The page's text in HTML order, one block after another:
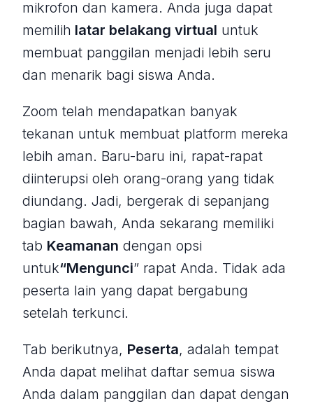
mikrofon dan kamera. Anda juga dapat
memilih latar belakang virtual untuk
membuat panggilan menjadi lebih seru
dan menarik bagi siswa Anda.
Zoom telah mendapatkan banyak
tekanan untuk membuat platform mereka
lebih aman. Baru-baru ini, rapat-rapat
diinterupsi oleh orang-orang yang tidak
diundang. Jadi, bergerak di sepanjang
bagian bawah, Anda sekarang memiliki
tab Keamanan dengan opsi
untuk“Mengunci” rapat Anda. Tidak ada
peserta lain yang dapat bergabung
setelah terkunci.
Tab berikutnya, Peserta, adalah tempat
Anda dapat melihat daftar semua siswa
Anda dalam panggilan dan dapat dengan